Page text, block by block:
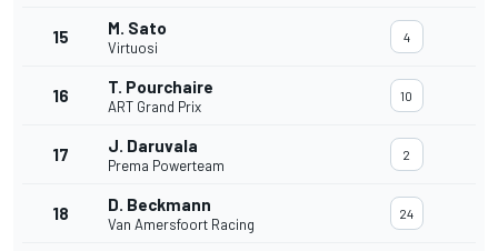
15 M. Sato
Virtuosi
4
16 T. Pourchaire
ART Grand Prix
10
17 J. Daruvala
Prema Powerteam
2
18 D. Beckmann
Van Amersfoort Racing
24